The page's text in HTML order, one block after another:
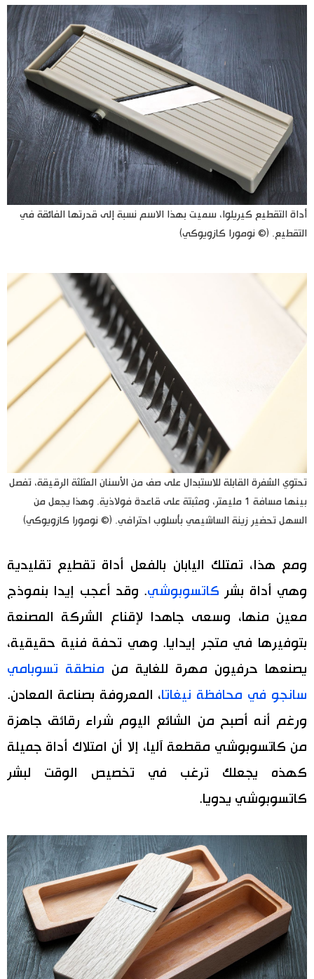
أداة التقطيع كيريلوا، سميت بهذا الاسم نسبة إلى قدرتها الفائقة في
التقطيع. (© نومورا كازويوكي)
تحتوي الشفرة القابلة للاستبدال على صف من الأسنان المثلثة الرقيقة، تفصل
بينها مسافة 1 مليمتر، ومثبتة على قاعدة فولاذية. وهذا يجعل من
السهل تحضير زينة الساشيمي بأسلوب احترافي. (© نومورا كازويوكي)
ومع هذا، تمتلك اليابان بالفعل أداة تقطيع تقليدية
وهي أداة بشر كاتسوبوشي. وقد أعجب إيدا بنموذج
معين منها، وسعى جاهدا لإقناع الشركة المصنعة
بتوفيرها في متجر إيدايا. وهي تحفة فنية حقيقية،
يصنعها حرفيون مهرة للغاية من منطقة تسوبامي
سانجو في محافظة نيغاتا، المعروفة بصناعة المعادن.
ورغم أنه أصبح من الشائع اليوم شراء رقائق جاهزة
من كاتسوبوشي مقطعة آليا، إلا أن امتلاك أداة جميلة
كهذه يجعلك ترغب في تخصيص الوقت لبشر
كاتسوبوشي يدويا.